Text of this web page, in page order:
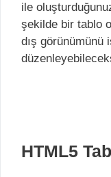
ile
şekilde bir tablo
dış görünümünü
HTML5